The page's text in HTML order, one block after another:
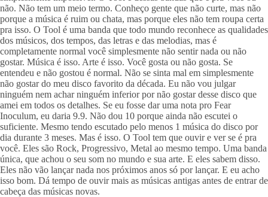
não. Não tem um meio termo. Conheço gente que não curte, mas não
porque a música é ruim ou chata, mas porque eles não tem roupa certa
pra isso. O Tool é uma banda que todo mundo reconhece as qualidades
dos músicos, dos tempos, das letras e das melodias, mas é
completamente normal você simplesmente não sentir nada ou não
gostar. Música é isso. Arte é isso. Você gosta ou não gosta. Se
entendeu e não gostou é normal. Não se sinta mal em simplesmente
não gostar do meu disco favorito da década. Eu não vou julgar
ninguém nem achar ninguém inferior por não gostar desse disco que
amei em todos os detalhes. Se eu fosse dar uma nota pro Fear
Inoculum, eu daria 9.9. Não dou 10 porque ainda não escutei o
suficiente. Mesmo tendo escutado pelo menos 1 música do disco por
dia durante 3 meses. Mas é isso. O Tool tem que ouvir e ver se é pra
você. Eles são Rock, Progressivo, Metal ao mesmo tempo. Uma banda
única, que achou o seu som no mundo e sua arte. E eles sabem disso.
Eles não vão lançar nada nos próximos anos só por lançar. E eu acho
isso bom. Dá tempo de ouvir mais as músicas antigas antes de entrar de
cabeça das músicas novas.